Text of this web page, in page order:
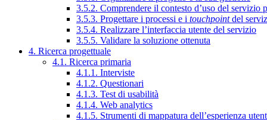
3.5.2. Comprendere il contesto d’uso del servizio
3.5.3. Progettare i processi e i touchpointdel
3.5.4. Realizzare l’interfaccia utente del servizio
3.5.5. Validare la soluzione ottenuta
4. Ricerca progettuale
4.1. Ricerca primaria
4.1.1. Interviste
4.1.2. Questionari
4.1.3. Test di usabilità
4.1.4. Web analytics
4.1.5. Strumenti di mappatura dell’esperienza